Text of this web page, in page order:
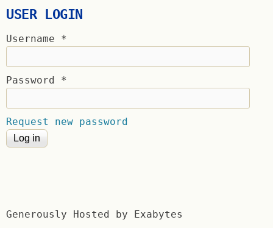
USER LOGIN
Username *
Password *
Request new password
Generously Hosted by Exabytes